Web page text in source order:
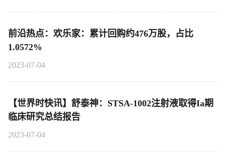
前沿热点：欢乐家：累计回购约476万股，占比
1.0572%
2023-07-04
【世界时快讯】舒泰神：STSA-1002注射液取得Ia期
临床研究总结报告
2023-07-04